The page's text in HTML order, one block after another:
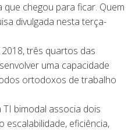
chegou para ficar. Quem
divulgada nesta terça-
três quartos das
uma capacidade
ortodoxos de trabalho
bimodal associa dois
escalabilidade, eficiência,